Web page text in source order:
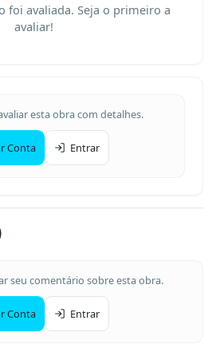
foi avaliada. Seja o primeiro a
avaliar!
esta obra com detalhes.
Conta Entrar
seu comentário sobre esta obra.
Conta Entrar